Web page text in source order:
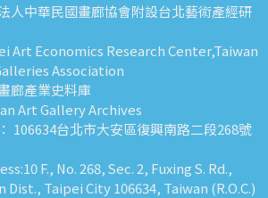
人中華民國畫廊協會附設台北藝術產經研
Art Economics Research Center,Taiwan
Association
廊產業史料庫
Art Gallery Archives
106634台北市大安區復興南路二段268號
F., No. 268, Sec. 2, Fuxing S. Rd.,
Dist., Taipei City 106634, Taiwan (R.O.C.)